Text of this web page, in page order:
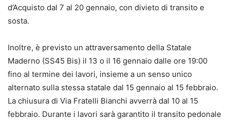
d’Acquisto dal 7 al 20 gennaio, con divieto di transito e
sosta.
Inoltre, è previsto un attraversamento della Statale
Maderno (SS45 Bis) il 13 o il 16 gennaio dalle ore 19:00
fino al termine dei lavori, insieme a un senso unico
alternato sulla stessa statale dal 15 gennaio al 15 febbraio.
La chiusura di Via Fratelli Bianchi avverrà dal 10 al 15
febbraio. Durante i lavori sarà garantito il transito pedonale